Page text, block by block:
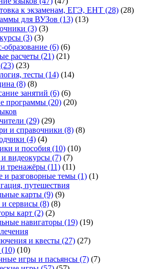
к экзаменам, ЕГЭ, ЕНТ (28) (28)
для ВУЗов (13) (13)
(3) (3)
(3) (3)
образование (6) (6)
расчеты (21) (21)
(23) (23)
тесты (14) (14)
(8) (8)
занятий (6) (6)
программы (20) (20)
(29) (29)
и справочники (8) (8)
(4) (4)
и пособия (10) (10)
видеокурсы (7) (7)
тренажёры (11) (11)
и разговорные темы (1) (1)
путешествия
карты (9) (9)
сервисы (8) (8)
карт (2) (2)
навигаторы (19) (19)
и квесты (27) (27)
(10) (10)
игры и пасьянсы (7) (7)